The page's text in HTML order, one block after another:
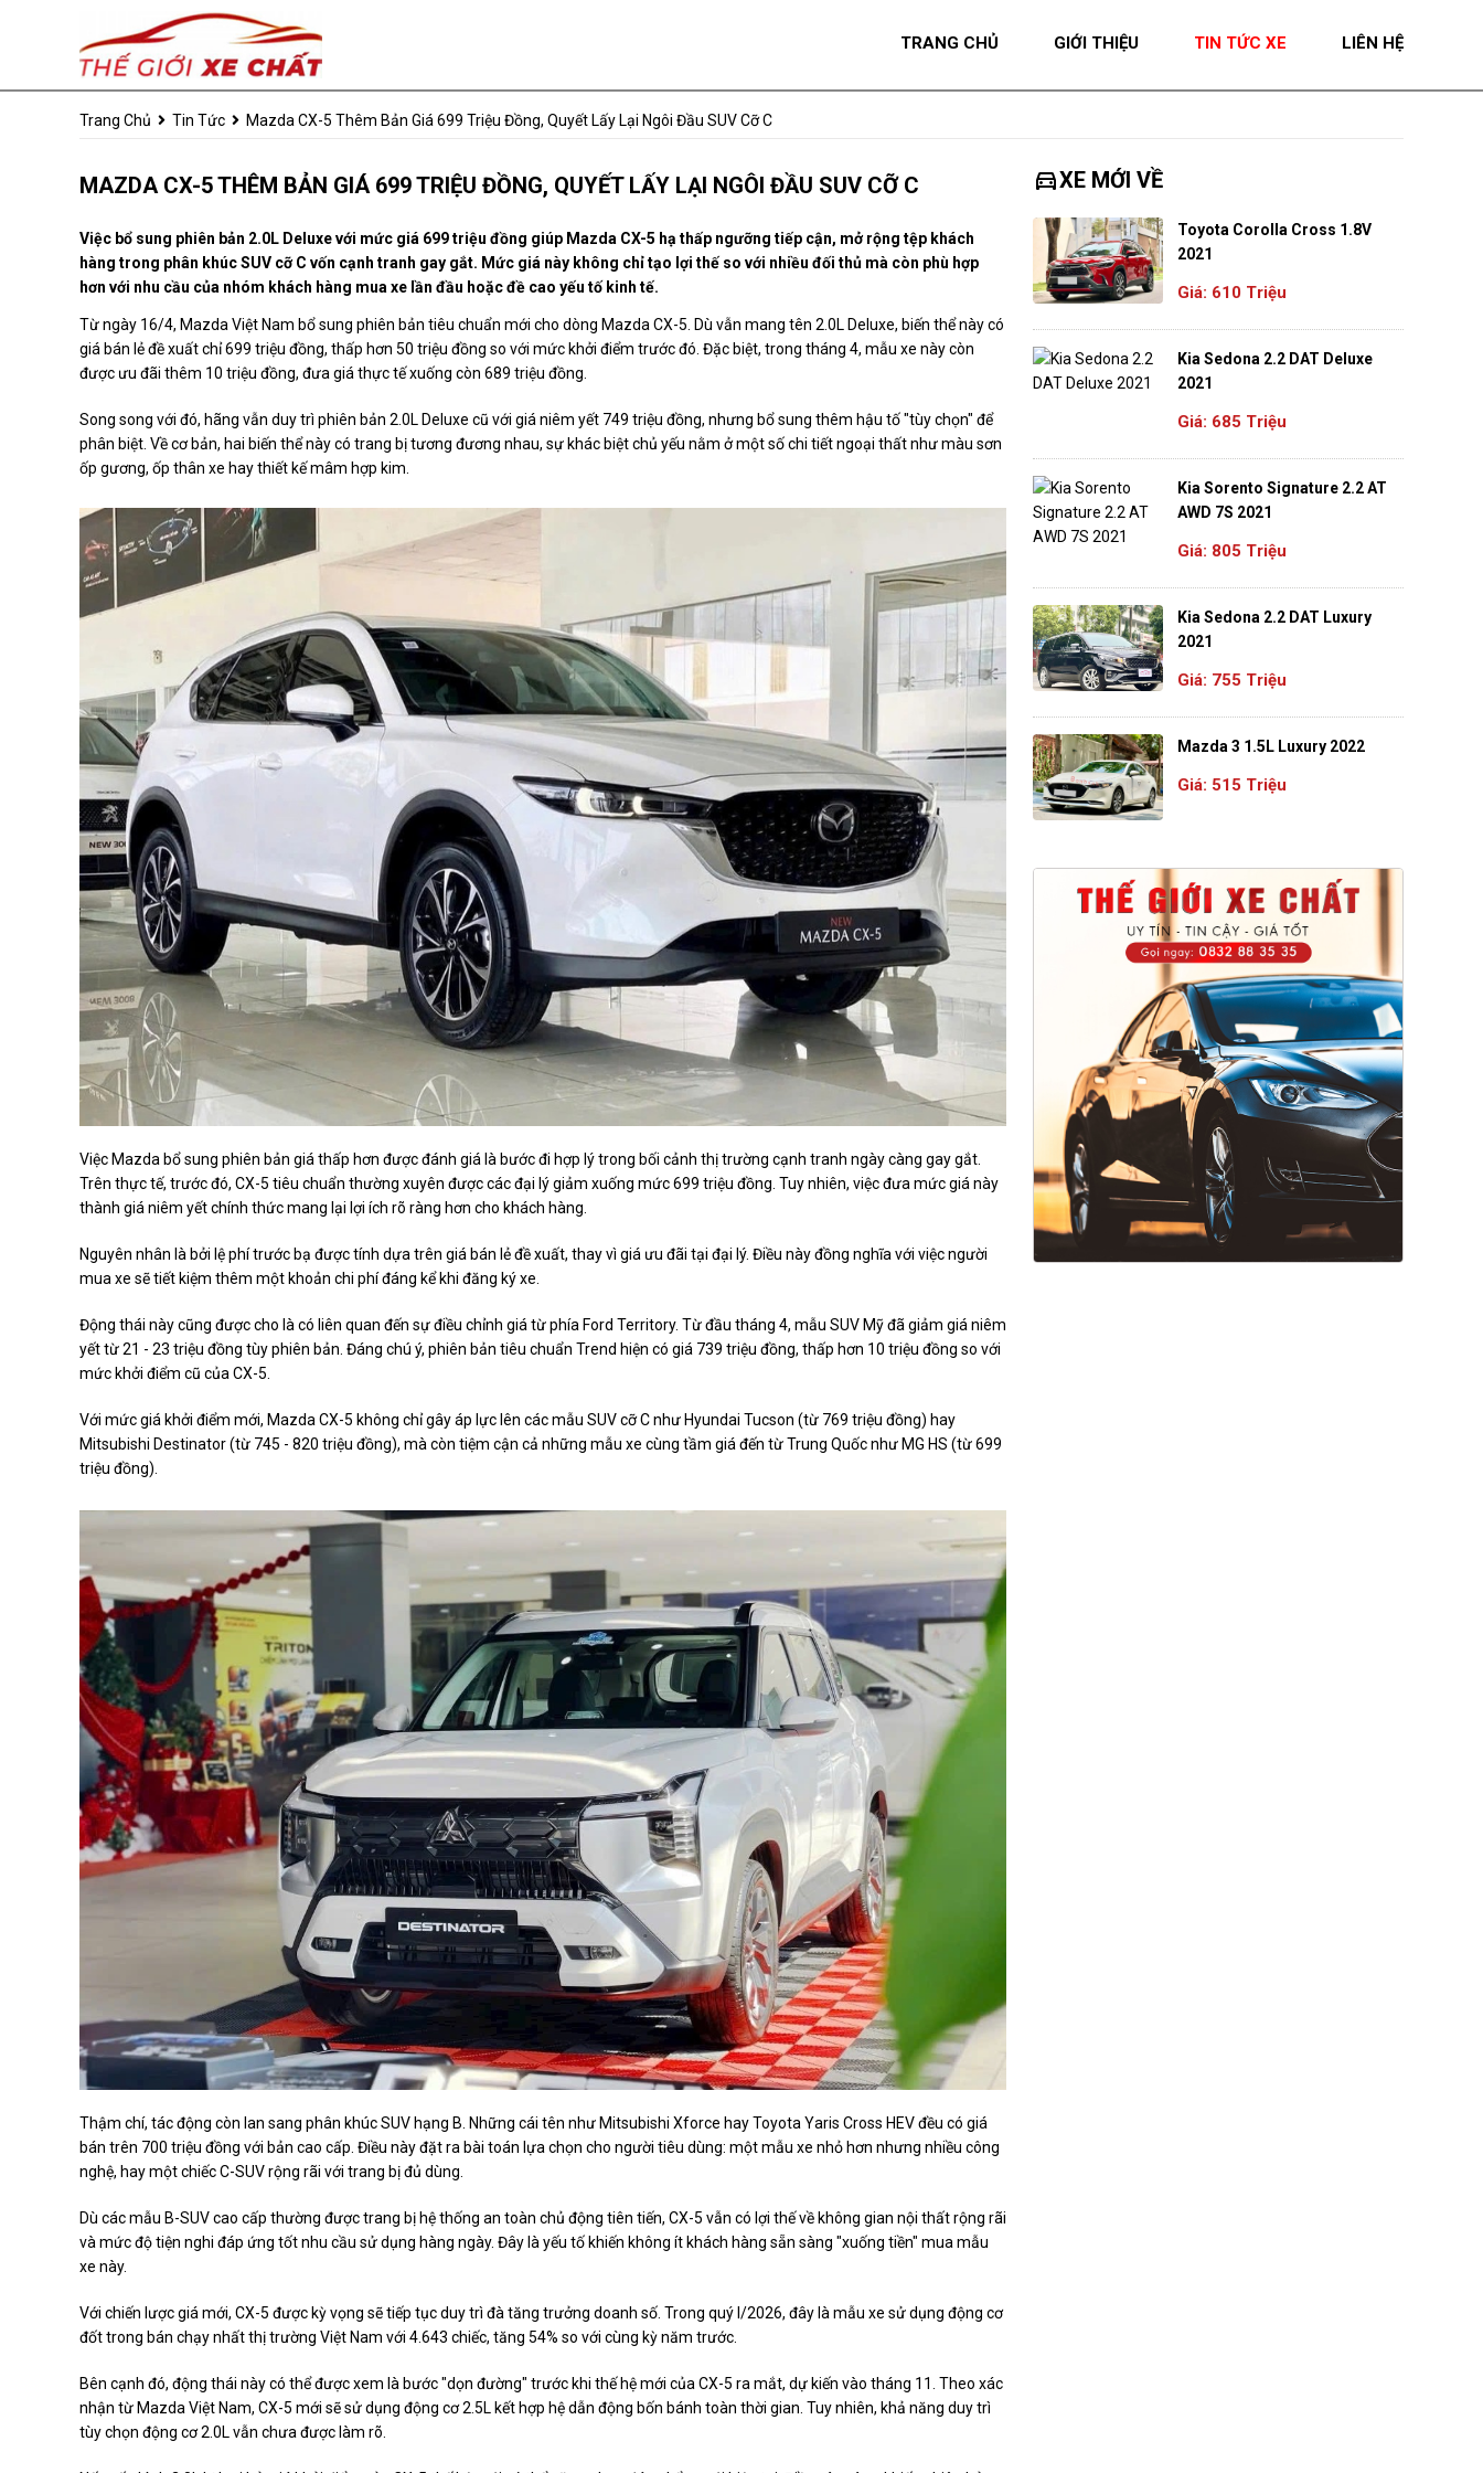
TRANG CHỦ GIỚI THIỆU TIN TỨC XE LIÊN HỆ
Trang Chủ Tin Tức Mazda CX-5 Thêm Bản Giá 699 Triệu Đồng, Quyết Lấy Lại Ngôi Đầu SUV Cỡ C
MAZDA CX-5 THÊM BẢN GIÁ 699 TRIỆU ĐỒNG, QUYẾT LẤY LẠI NGÔI ĐẦU SUV CỠ C
Việc bổ sung phiên bản 2.0L Deluxe với mức giá 699 triệu đồng giúp Mazda CX-5 hạ thấp ngưỡng tiếp cận, mở rộng tệp khách
hàng trong phân khúc SUV cỡ C vốn cạnh tranh gay gắt. Mức giá này không chỉ tạo lợi thế so với nhiều đối thủ mà còn phù hợp
hơn với nhu cầu của nhóm khách hàng mua xe lần đầu hoặc đề cao yếu tố kinh tế.
Từ ngày 16/4, Mazda Việt Nam bổ sung phiên bản tiêu chuẩn mới cho dòng Mazda CX-5. Dù vẫn mang tên 2.0L Deluxe, biến thể này có
giá bán lẻ đề xuất chỉ 699 triệu đồng, thấp hơn 50 triệu đồng so với mức khởi điểm trước đó. Đặc biệt, trong tháng 4, mẫu xe này còn
được ưu đãi thêm 10 triệu đồng, đưa giá thực tế xuống còn 689 triệu đồng.
Song song với đó, hãng vẫn duy trì phiên bản 2.0L Deluxe cũ với giá niêm yết 749 triệu đồng, nhưng bổ sung thêm hậu tố "tùy chọn" để
phân biệt. Về cơ bản, hai biến thể này có trang bị tương đương nhau, sự khác biệt chủ yếu nằm ở một số chi tiết ngoại thất như màu sơn
ốp gương, ốp thân xe hay thiết kế mâm hợp kim.
Việc Mazda bổ sung phiên bản giá thấp hơn được đánh giá là bước đi hợp lý trong bối cảnh thị trường cạnh tranh ngày càng gay gắt.
Trên thực tế, trước đó, CX-5 tiêu chuẩn thường xuyên được các đại lý giảm xuống mức 699 triệu đồng. Tuy nhiên, việc đưa mức giá này
thành giá niêm yết chính thức mang lại lợi ích rõ ràng hơn cho khách hàng.
Nguyên nhân là bởi lệ phí trước bạ được tính dựa trên giá bán lẻ đề xuất, thay vì giá ưu đãi tại đại lý. Điều này đồng nghĩa với việc người
mua xe sẽ tiết kiệm thêm một khoản chi phí đáng kể khi đăng ký xe.
Động thái này cũng được cho là có liên quan đến sự điều chỉnh giá từ phía Ford Territory. Từ đầu tháng 4, mẫu SUV Mỹ đã giảm giá niêm
yết từ 21 - 23 triệu đồng tùy phiên bản. Đáng chú ý, phiên bản tiêu chuẩn Trend hiện có giá 739 triệu đồng, thấp hơn 10 triệu đồng so với
mức khởi điểm cũ của CX-5.
Với mức giá khởi điểm mới, Mazda CX-5 không chỉ gây áp lực lên các mẫu SUV cỡ C như Hyundai Tucson (từ 769 triệu đồng) hay
Mitsubishi Destinator (từ 745 - 820 triệu đồng), mà còn tiệm cận cả những mẫu xe cùng tầm giá đến từ Trung Quốc như MG HS (từ 699
triệu đồng).
Thậm chí, tác động còn lan sang phân khúc SUV hạng B. Những cái tên như Mitsubishi Xforce hay Toyota Yaris Cross HEV đều có giá
bán trên 700 triệu đồng với bản cao cấp. Điều này đặt ra bài toán lựa chọn cho người tiêu dùng: một mẫu xe nhỏ hơn nhưng nhiều công
nghệ, hay một chiếc C-SUV rộng rãi với trang bị đủ dùng.
Dù các mẫu B-SUV cao cấp thường được trang bị hệ thống an toàn chủ động tiên tiến, CX-5 vẫn có lợi thế về không gian nội thất rộng rãi
và mức độ tiện nghi đáp ứng tốt nhu cầu sử dụng hàng ngày. Đây là yếu tố khiến không ít khách hàng sẵn sàng "xuống tiền" mua mẫu
xe này.
Với chiến lược giá mới, CX-5 được kỳ vọng sẽ tiếp tục duy trì đà tăng trưởng doanh số. Trong quý I/2026, đây là mẫu xe sử dụng động cơ
đốt trong bán chạy nhất thị trường Việt Nam với 4.643 chiếc, tăng 54% so với cùng kỳ năm trước.
Bên cạnh đó, động thái này có thể được xem là bước "dọn đường" trước khi thế hệ mới của CX-5 ra mắt, dự kiến vào tháng 11. Theo xác
nhận từ Mazda Việt Nam, CX-5 mới sẽ sử dụng động cơ 2.5L kết hợp hệ dẫn động bốn bánh toàn thời gian. Tuy nhiên, khả năng duy trì
tùy chọn động cơ 2.0L vẫn chưa được làm rõ.
directions_carXE MỚI VỀ
Toyota Corolla Cross 1.8V
2021
Giá: 610 Triệu
Kia Sedona 2.2 DAT Deluxe
2021
Giá: 685 Triệu
Kia Sorento Signature 2.2 AT
AWD 7S 2021
Giá: 805 Triệu
Kia Sedona 2.2 DAT Luxury
2021
Giá: 755 Triệu
Mazda 3 1.5L Luxury 2022
Giá: 515 Triệu